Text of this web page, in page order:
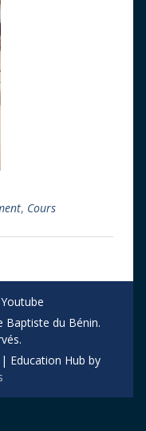
, Cours
Baptiste du Bénin.
| Education Hub by